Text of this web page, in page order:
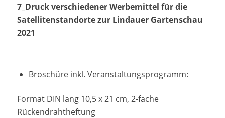
7_Druck verschiedener Werbemittel für die
Satellitenstandorte zur Lindauer Gartenschau
2021
Broschüre inkl. Veranstaltungsprogramm:
Format DIN lang 10,5 x 21 cm, 2-fache
Rückendrahtheftung